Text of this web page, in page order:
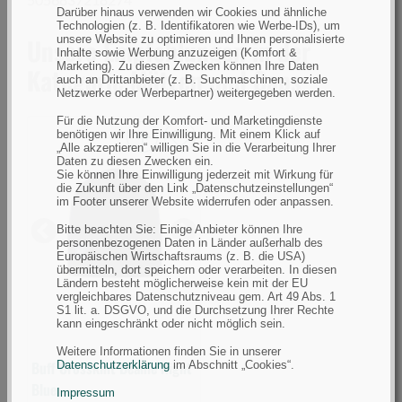
Darüber hinaus verwenden wir Cookies und ähnliche
Technologien (z. B. Identifikatoren wie Werbe-IDs), um
unsere Website zu optimieren und Ihnen personalisierte
Inhalte sowie Werbung anzuzeigen (Komfort &
Marketing). Zu diesen Zwecken können Ihre Daten
auch an Drittanbieter (z. B. Suchmaschinen, soziale
Netzwerke oder Werbepartner) weitergegeben werden.
Für die Nutzung der Komfort- und Marketingdienste
benötigen wir Ihre Einwilligung. Mit einem Klick auf
„Alle akzeptieren“ willigen Sie in die Verarbeitung Ihrer
Daten zu diesen Zwecken ein.
Sie können Ihre Einwilligung jederzeit mit Wirkung für
die Zukunft über den Link „Datenschutzeinstellungen“
im Footer unserer Website widerrufen oder anpassen.
Bitte beachten Sie: Einige Anbieter können Ihre
personenbezogenen Daten in Länder außerhalb des
Europäischen Wirtschaftsraums (z. B. die USA)
übermitteln, dort speichern oder verarbeiten. In diesen
Ländern besteht möglicherweise kein mit der EU
vergleichbares Datenschutzniveau gem. Art 49 Abs. 1
S1 lit. a. DSGVO, und die Durchsetzung Ihrer Rechte
kann eingeschränkt oder nicht möglich sein.
Weitere Informationen finden Sie in unserer
Datenschutzerklärung im Abschnitt „Cookies“.
Impressum
Unsere Empfehlungen in der
Kategorie Mützen und Caps
Crossknit
Beanie
Night
Blue
(Bild
Previous Next
Buff Crossknit Beanie Night